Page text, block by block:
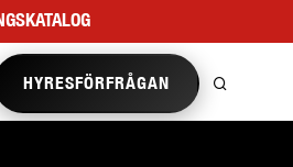
HYRESFÖRFRÅGAN